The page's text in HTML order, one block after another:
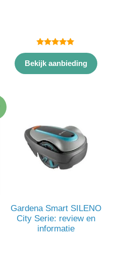
5.00
van 5
Bekijk aanbieding
Gardena Smart SILENO
City Serie: review en
informatie